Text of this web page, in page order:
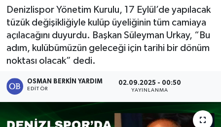
Denizlispor Yönetim Kurulu, 17 Eylül’de yapılacak
tüzük değişikliğiyle kulüp üyeliğinin tüm camiaya
açılacağını duyurdu. Başkan Süleyman Urkay, “Bu
adım, kulübümüzün geleceği için tarihi bir dönüm
noktası olacak” dedi.
OSMAN BERKIN YARDIM
EDITÖR
02.09.2025 - 00:50
YAYINLANMA